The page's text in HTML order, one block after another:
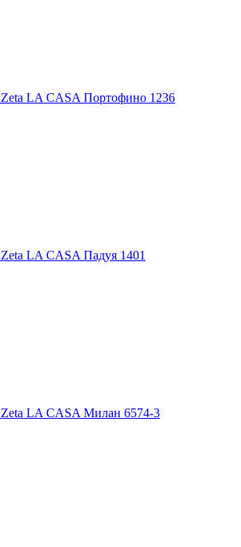
LA CASA Портофино 1236
LA CASA Падуя 1401
LA CASA Милан 6574-3